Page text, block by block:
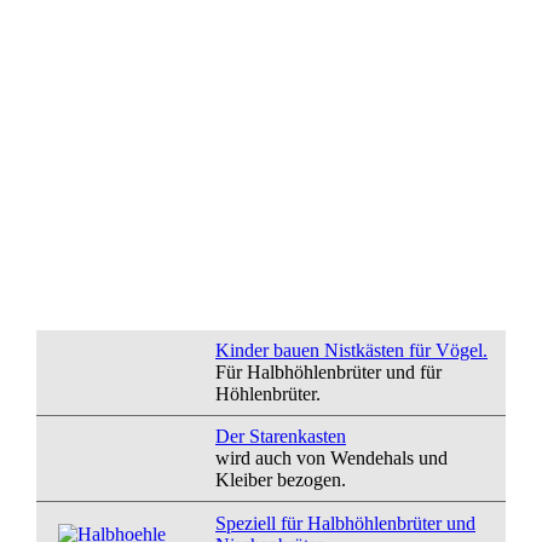
Kinder bauen Nistkästen für Vögel.
Für Halbhöhlenbrüter und für
Höhlenbrüter.
Der Starenkasten
wird auch von Wendehals und
Kleiberbezogen.
Speziell für Halbhöhlenbrüter und